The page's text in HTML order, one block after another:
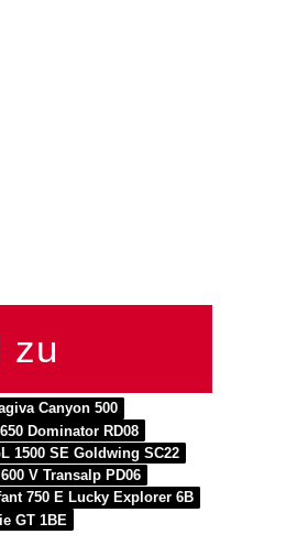
zu
Canyon 500
Dominator RD08
1500 SE Goldwing SC22
V Transalp PD06
750 E Lucky Explorer 6B
GT 1BE